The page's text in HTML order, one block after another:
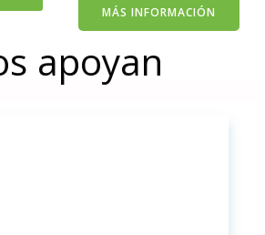
MÁS INFORMACIÓN
apoyan